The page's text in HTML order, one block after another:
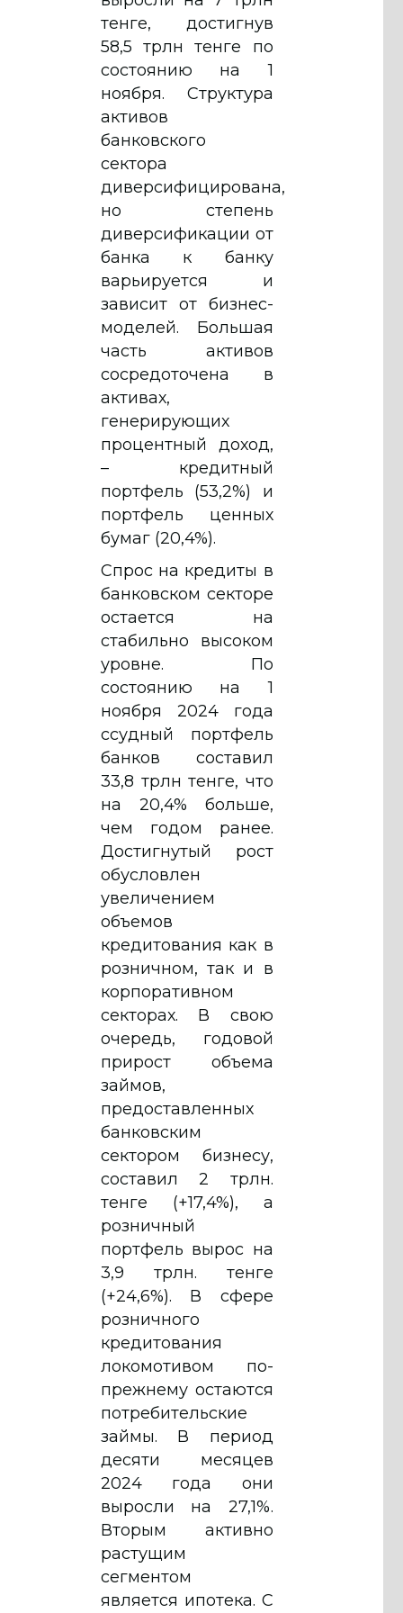
тенге, достигнув
58,5 трлн тенге по
состоянию на 1
ноября. Структура
активов
банковского
сектора
диверсифицирована,
но степень
диверсификации от
банка к банку
варьируется и
зависит от бизнес-
моделей. Большая
часть активов
сосредоточена в
активах,
генерирующих
процентный доход,
– кредитный
портфель (53,2%) и
портфель ценных
бумаг (20,4%).
Спрос на кредиты в
банковском секторе
остается на
стабильно высоком
уровне. По
состоянию на 1
ноября 2024 года
ссудный портфель
банков составил
33,8 трлн тенге, что
на 20,4% больше,
чем годом ранее.
Достигнутый рост
обусловлен
увеличением
объемов
кредитования как в
розничном, так и в
корпоративном
секторах. В свою
очередь, годовой
прирост объема
займов,
предоставленных
банковским
сектором бизнесу,
составил 2 трлн.
тенге (+17,4%), а
розничный
портфель вырос на
3,9 трлн. тенге
(+24,6%). В сфере
розничного
кредитования
локомотивом по-
прежнему остаются
потребительские
займы. В период
десяти месяцев
2024 года они
выросли на 27,1%.
Вторым активно
растущим
сегментом
является ипотека. С